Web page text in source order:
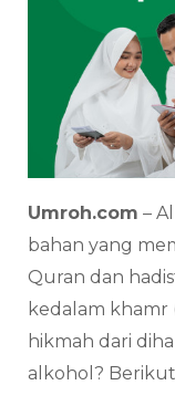
Umroh.com –
bahan yang
Quran dan
kedalam khamr
hikmah dari
alkohol?